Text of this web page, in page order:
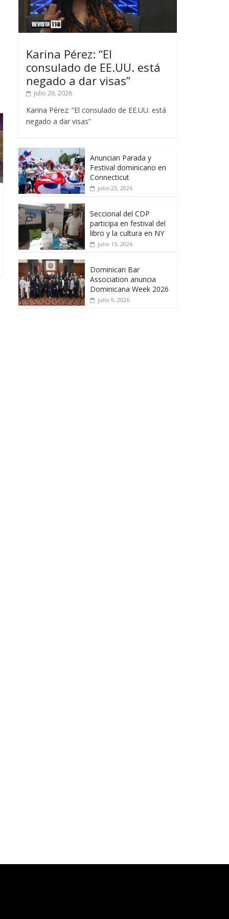
Karina Pérez: “El
consulado de EE.UU. está
negado a dar visas”
julio 26, 2026
Karina Pérez: “El consulado de EE.UU. está
negado a dar visas”
Anuncian Parada y
Festival dominicano en
Connecticut
julio 23, 2026
Seccional del CDP
participa en festival del
libro y la cultura en NY
julio 15, 2026
Dominican Bar
Association anuncia
Dominicana Week 2026
julio 9, 2026